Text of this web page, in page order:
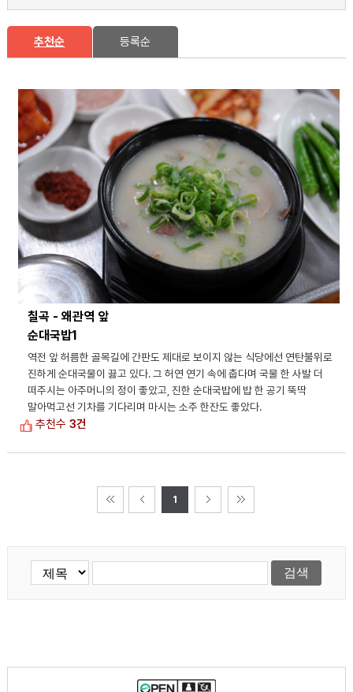
추천순 등록순
칠곡 - 왜관역 앞
순대국밥1
역전 앞 허름한 골목길에 간판도 제대로 보이지 않는 식당에선 연탄불위로
진하게 순대국물이 끓고 있다. 그 허연 연기 속에 춥다며 국물 한 사발 더
떠주시는 아주머니의 정이 좋았고, 진한 순대국밥에 밥 한 공기 뚝딱
말아먹고선 기차를 기다리며 마시는 소주 한잔도 좋았다.
추천수3건
1